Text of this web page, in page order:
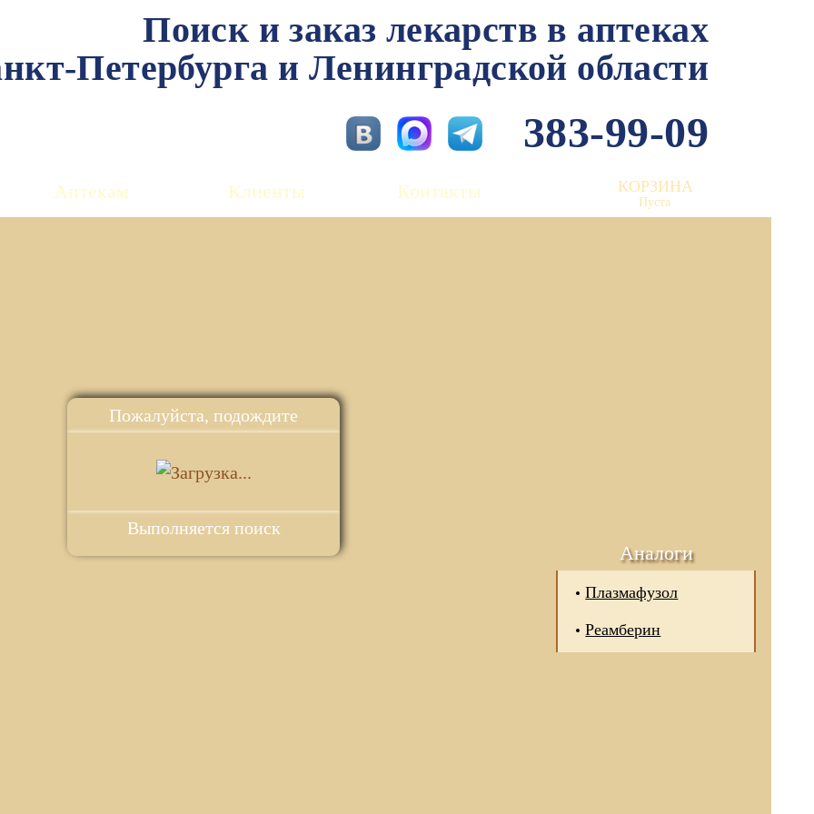
Пожалуйста, подождите
Выполняется поиск
Поиск и заказ лекарств в аптеках
Петербурга и Ленинградской области
383-99-09
Аптекам Клиенты Контакты КОРЗИНА
Пуста
Аналоги
Плазмафузол
Реамберин